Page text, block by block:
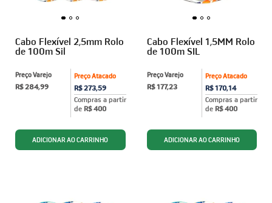
Cabo Flexível 2,5mm Rolo
de 100m Sil
Preço Atacado
R$ 273,59
Compras a partir
de R$ 400
Preço Varejo
R$ 284,99
ADICIONAR AO CARRINHO
Cabo Flexível 1,5MM Rolo
de 100m SIL
Preço Atacado
R$ 170,14
Compras a partir
de R$ 400
Preço Varejo
R$ 177,23
ADICIONAR AO CARRINHO